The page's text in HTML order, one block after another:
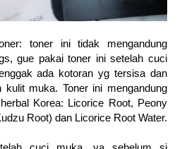
toner ini tidak mengandung
gue pakai toner ini setelah cuci
ada kotoran yg tersisa dan
kulit muka. Toner ini mengandung
Korea: Licorice Root, Peony
Root) dan Licorice Root Water.